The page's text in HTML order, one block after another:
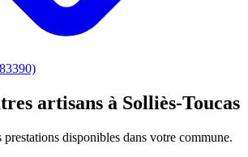
artisans à Solliès-Toucas
disponibles dans votre commune.